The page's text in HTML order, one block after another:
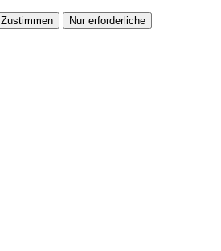
Zustimmen Nur erforderliche